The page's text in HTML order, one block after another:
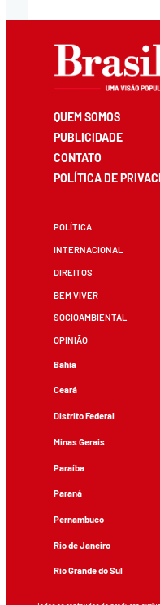
QUEM SOMOS
PUBLICIDADE
CONTATO
POLÍTICA DE
POLÍTICA
INTERNACIONAL
DIREITOS
BEM VIVER
SOCIOAMBIENTAL
OPINIÃO
Bahia
Ceará
Distrito Federal
Minas Gerais
Paraíba
Paraná
Pernambuco
Rio de Janeiro
Rio Grande do Sul